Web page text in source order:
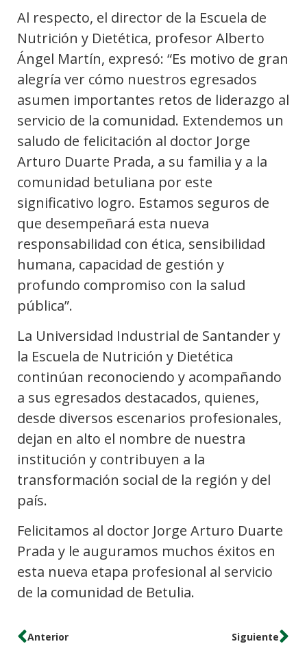
Al respecto, el director de la Escuela de
Nutrición y Dietética, profesor Alberto
Ángel Martín, expresó: “Es motivo de gran
alegría ver cómo nuestros egresados
asumen importantes retos de liderazgo al
servicio de la comunidad. Extendemos un
saludo de felicitación al doctor Jorge
Arturo Duarte Prada, a su familia y a la
comunidad betuliana por este
significativo logro. Estamos seguros de
que desempeñará esta nueva
responsabilidad con ética, sensibilidad
humana, capacidad de gestión y
profundo compromiso con la salud
pública”.
La Universidad Industrial de Santander y
la Escuela de Nutrición y Dietética
continúan reconociendo y acompañando
a sus egresados destacados, quienes,
desde diversos escenarios profesionales,
dejan en alto el nombre de nuestra
institución y contribuyen a la
transformación social de la región y del
país.
Felicitamos al doctor Jorge Arturo Duarte
Prada y le auguramos muchos éxitos en
esta nueva etapa profesional al servicio
de la comunidad de Betulia.
Anterior Siguiente